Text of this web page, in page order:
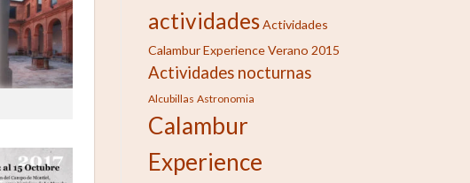
actividades Actividades
Calambur Experience Verano 2015
Actividades nocturnas
Alcubillas Astronomia
Calambur
Experience